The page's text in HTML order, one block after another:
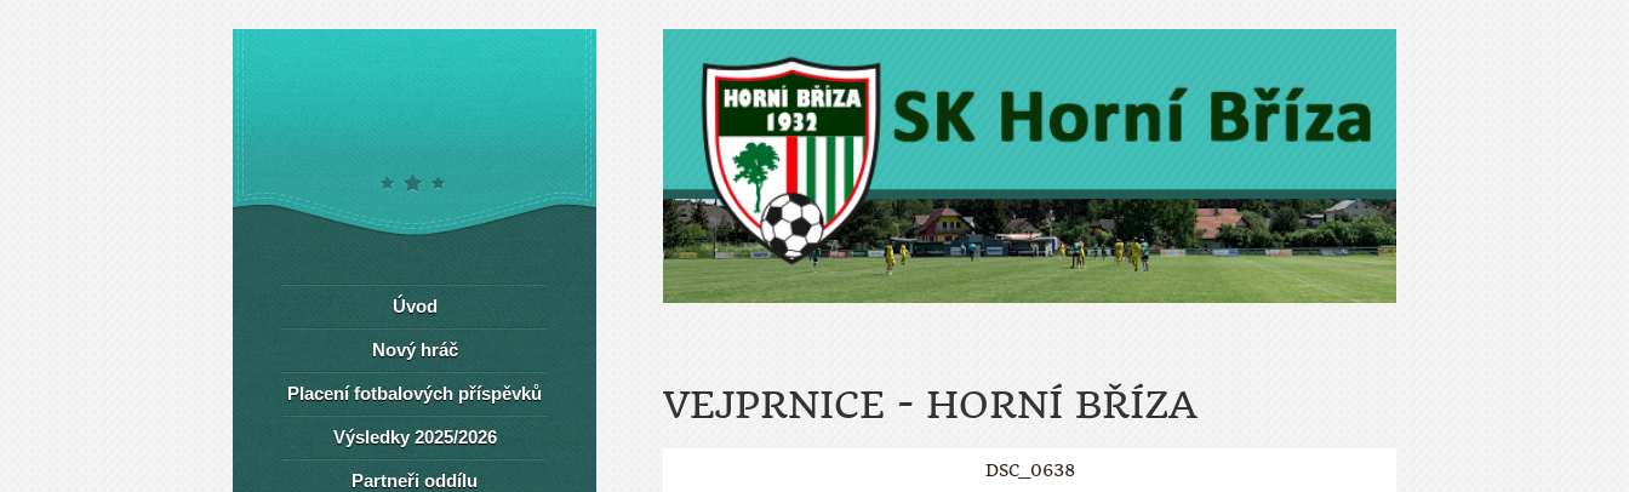
VEJPRNICE - HORNÍ BŘÍZA
DSC_0638
Úvod
Nový hráč
Placení fotbalových příspěvků
Výsledky 2025/2026
Partneři oddílu